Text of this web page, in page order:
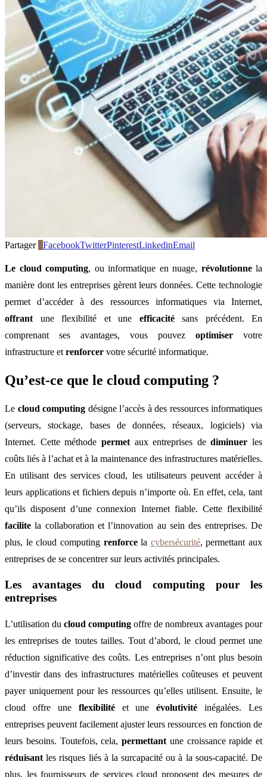
Partager FacebookTwitterPinterestLinkedinEmail
Le cloud computing, ou informatique en nuage, révolutionnela
manière dont les entreprises gèrent leurs données. Cette technologie
permet d’accéder à des ressources informatiques via Internet,
offrant une flexibilité et une efficacitésans précédent. En
comprenant ses avantages, vous pouvez optimiser votre
infrastructure et renforcer votre sécurité informatique.
Qu’est-ce que le cloud computing ?
Le cloud computing désigne l’accès à des ressources informatiques
(serveurs, stockage, bases de données, réseaux, logiciels) via
Internet. Cette méthode permetaux entreprises dediminuer les
coûts liés à l’achat et à la maintenance des infrastructures matérielles.
En utilisant des services cloud, les utilisateurs peuvent accéder à
leurs applications et fichiers depuis n’importe où. En effet, cela, tant
qu’ils disposent d’une connexion Internet fiable. Cette flexibilité
facilite la collaboration et l’innovation au sein des entreprises. De
plus, le cloud computing renforcela cybersécurité, permettant aux
entreprises de se concentrer sur leurs activités principales.
Les avantages du cloud computing pour les
entreprises
L’utilisation du cloud computing offre de nombreux avantages pour
les entreprises de toutes tailles. Tout d’abord, le cloud permet une
réduction significative des coûts. Les entreprises n’ont plus besoin
d’investir dans des infrastructures matérielles coûteuses et peuvent
payer uniquement pour les ressources qu’elles utilisent. Ensuite, le
cloud offre une flexibilitéet uneévolutivité inégalées. Les
entreprises peuvent facilement ajuster leurs ressources en fonction de
leurs besoins. Toutefois, cela, permettant une croissance rapide et
réduisant les risques liés à la surcapacité ou à la sous-capacité. De
plus, les fournisseurs de services cloud proposent des mesures de